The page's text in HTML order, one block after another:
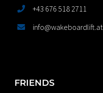
+43 676 518 2711
info@wakeboardlift.at
FRIENDS